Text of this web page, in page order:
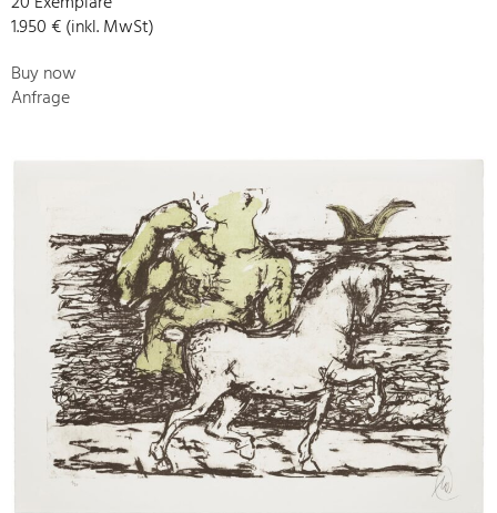
1.950 € (inkl. MwSt)
Buy now
Anfrage